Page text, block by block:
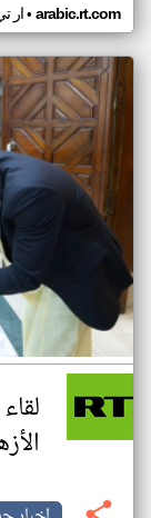
ار• arabic.rt.com